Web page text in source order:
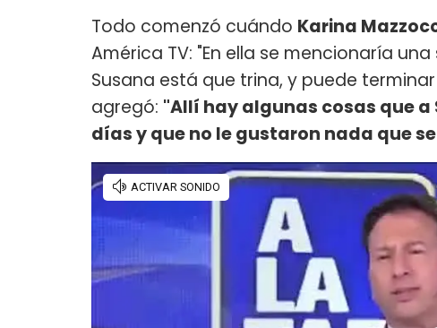
Todo comenzó cuándo Karina
América TV: "En ella se mencionaría
Susana está que trina, y puede
agregó: "Allí hay algunas cosas que
días y que no le gustaron nada que